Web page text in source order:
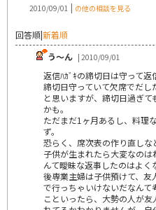
2010/09/01 | の他の相談を見る
回答順|新着順
う～ん | 2010/09/01
返信ﾊｶﾞｷの締切日は守って返
締切日守っていて欠席でだ
と思いますが、締切日過ぎ
かも。
ただまだ1ヶ月あるし、料理
ず。
恐らく、席次表の作り直しな
子供が生まれたら大変なの
んて曖昧な返事したのはよく
後専業主婦は子供預けて、
で行っちゃいけないだなん
こといったら、大勢の人が